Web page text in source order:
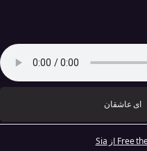
ای عاشقان